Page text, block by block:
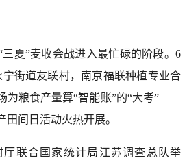
夏”麦收会战进入最忙碌的阶段。6
街道友联村，南京福联种植专业合
为粮食产量算“智能账”的“大考”——
间日活动火热开展。
联合国家统计局江苏调查总队举